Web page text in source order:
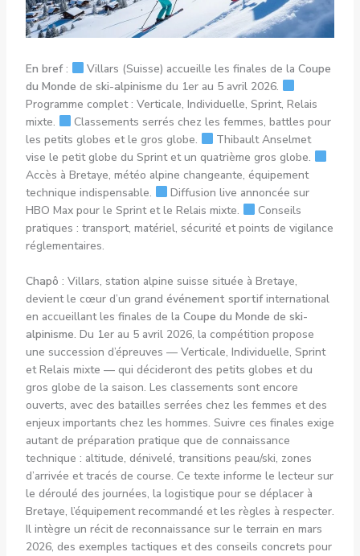
En bref: Villars (Suisse) accueille les finales de laCoupe
du Monde de ski-alpinisme du 1er au 5 avril 2026.
Programme complet : Verticale, Individuelle, Sprint, Relais
mixte.
Classements serrés chez les femmes, battles pour
les petits globes et le gros globe.
Thibault Anselmet
vise le petit globe du Sprint et un quatrième gros globe.
Accès à Bretaye, météo alpine changeante, équipement
technique indispensable.
Diffusion live annoncée sur
HBO Max pour le Sprint et le Relais mixte.
Conseils
pratiques : transport, matériel, sécurité et points de vigilance
réglementaires.
Chapô : Villars, station alpine suisse située à Bretaye,
devient le cœur d’un grand événement sportifinternational
en accueillant les finales de la Coupe du Monde de ski-
alpinisme. Du 1er au 5 avril 2026, la compétition propose
une succession d’épreuves — Verticale, Individuelle, Sprint
et Relais mixte — qui décideront des petits globes et du
gros globe de la saison. Les classements sont encore
ouverts, avec des batailles serrées chez les femmes et des
enjeux importants chez les hommes. Suivre ces finales exige
autant de préparation pratique que de connaissance
technique : altitude, dénivelé, transitions peau/ski, zones
d’arrivée et tracés de course. Ce texte informe le lecteur sur
le déroulé des journées, la logistique pour se déplacer à
Bretaye, l’équipement recommandé et les règles à respecter.
Il intègre un récit de reconnaissance sur le terrain en mars
2026, des exemples tactiques et des conseils concrets pour